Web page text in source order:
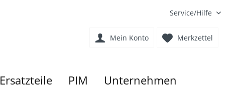
Service/Hilfe
Merkzettel
Mein Konto
Ersatzteile PIM Unternehmen